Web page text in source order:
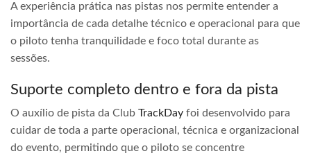
A experiência prática nas pistas nos permite entender a
importância de cada detalhe técnico e operacional para que
o piloto tenha tranquilidade e foco total durante as
sessões.
Suporte completo dentro e fora da pista
O auxílio de pista da Club TrackDay foi desenvolvido para
cuidar de toda a parte operacional, técnica e organizacional
do evento, permitindo que o piloto se concentre